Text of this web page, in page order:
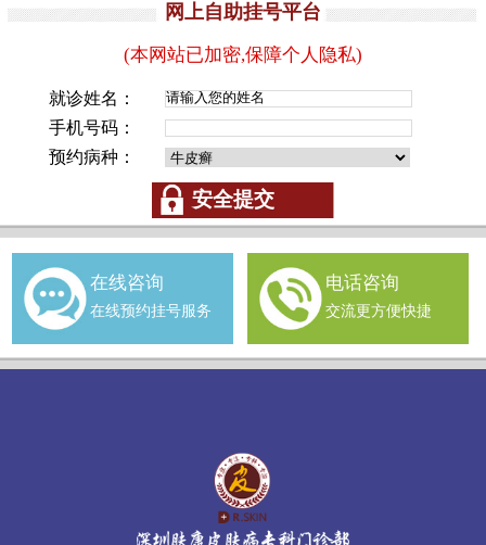
网上自助挂号平台
(本网站已加密,保障个人隐私)
就诊姓名：
手机号码：
预约病种：
在线咨询
在线预约挂号服务
电话咨询
交流更方便快捷